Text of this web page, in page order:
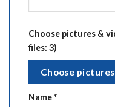
Choose pictures &
files: 3)
Choose
Name*